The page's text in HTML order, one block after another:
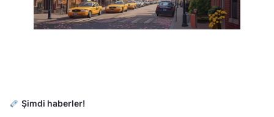
Şimdi haberler!